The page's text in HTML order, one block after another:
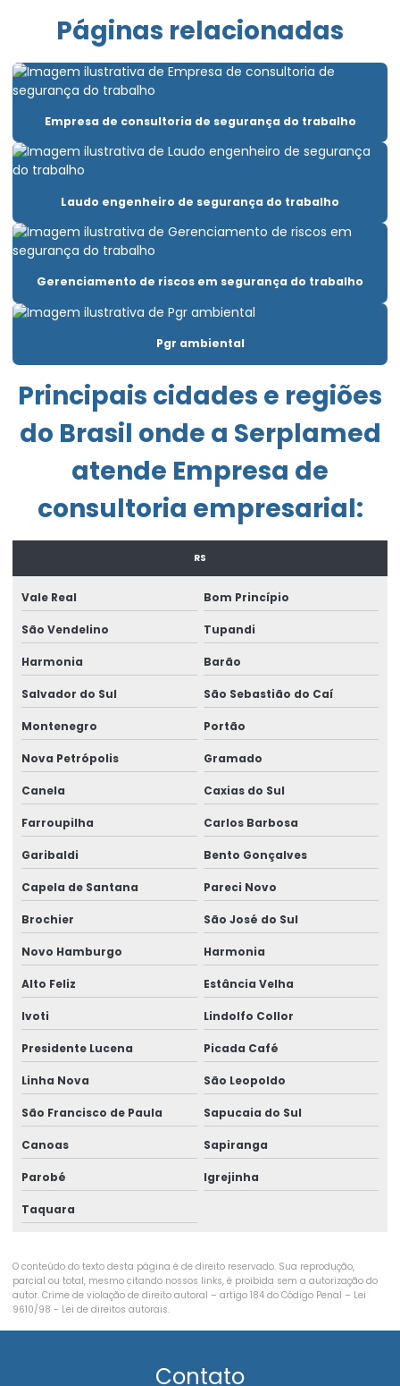
Clínica aso admissional
Clínica de exame ocupacional
Clínica para fazer exame demissional
Elaboração ltcat
Elaboração de pcmso
Elaboração de pgr e pcmso
Elaborar pgr
Emissão de laudo de insalubridade
Emissão de laudo de periculosidade
Empresa de consultoria empresarial
Empresa de engenharia de segurança do trabalho
Empresa laudo de periculosidade
Empresa que faz ltcat
Empresa que faz pcmso
Empresa de treinamento de segurança do trabalho
Enviar eventos esocial
Envio do evento s 2221
Envio eventos periódicos esocial
Envio eventos sst esocial
Envio de sst
Envio sst para o esocial
Exame admissão
Exame admissional clínica
Exame admissional para empresas
Exame admissional glicemia
Exame admissional hemograma
Exame admissional medicina do trabalho
Exame admissional de sangue
Exame aso periódico
Exame demissional empresas
Exame eletrocardiograma
Páginas relacionadas
Empresa de consultoria de segurança do trabalho
Laudo engenheiro de segurança do trabalho
Gerenciamento de riscos em segurança do trabalho
Pgr ambiental
Principais cidades e regiões
do Brasil onde a Serplamed
atende Empresa de
consultoria empresarial:
RS
Vale Real Bom Princípio
São Vendelino Tupandi
Harmonia Barão
Salvador do Sul São Sebastião do Caí
Montenegro Portão
Nova Petrópolis Gramado
Canela Caxias do Sul
Farroupilha Carlos Barbosa
Garibaldi Bento Gonçalves
Capela de Santana Pareci Novo
Brochier São José do Sul
Novo Hamburgo Harmonia
Alto Feliz Estância Velha
Ivoti Lindolfo Collor
Presidente Lucena Picada Café
Linha Nova São Leopoldo
São Francisco de Paula Sapucaia do Sul
Canoas Sapiranga
Parobé Igrejinha
Taquara
O conteúdo do texto desta página é de direito reservado. Sua reprodução,
parcial ou total, mesmo citando nossos links, é proibida sem a autorização do
autor. Crime de violação de direito autoral – artigo 184 do Código Penal – Lei
9610/98 - Lei de direitos autorais.
Contato